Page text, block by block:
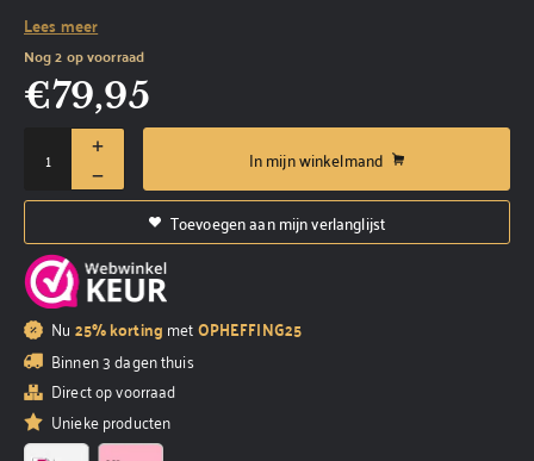
Lees meer
Nog 2 op voorraad
€79,95
In mijn winkelmand
Toevoegen aan mijn verlanglijst
Nu 25% korting metOPHEFFING25
Binnen 3 dagen thuis
Direct op voorraad
Unieke producten